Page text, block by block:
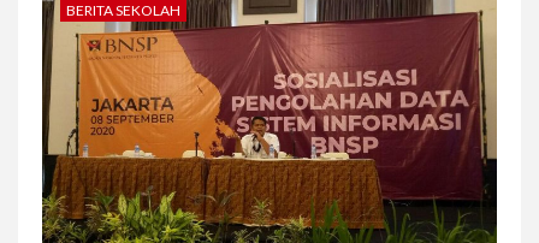
BERITA SEKOLAH